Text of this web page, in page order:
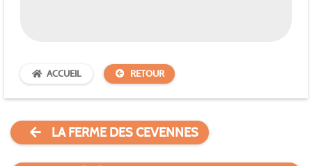
ACCUEIL RETOUR
LA FERME DES CEVENNES